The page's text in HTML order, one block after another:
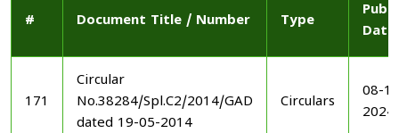
# Document Title / Number Type
Date
171
Circular
No.38284/Spl.C2/2014/GAD
dated 19-05-2014
Circulars
08-
2024